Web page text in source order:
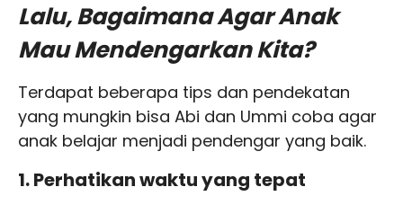
Lalu, Bagaimana Agar Anak
Mau Mendengarkan Kita?
Terdapat beberapa tips dan pendekatan
yang mungkin bisa Abi dan Ummi coba agar
anak belajar menjadi pendengar yang baik.
1. Perhatikan waktu yang tepat